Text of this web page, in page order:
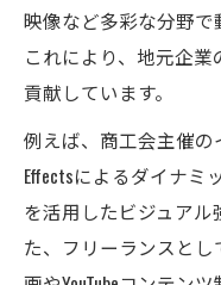
映像など多彩な分野で
これにより、地元企
貢献しています。
例えば、商工会主催
Effectsによるダイナミ
を活用したビジュア
た、フリーランスとし